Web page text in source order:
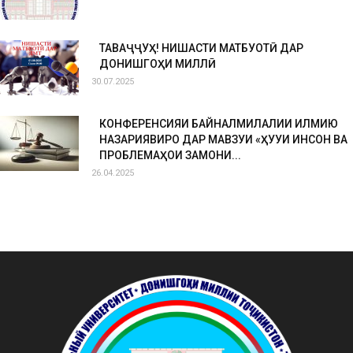
ТАВАҶҶУҲ! НИШАСТИ МАТБУОТӢ ДАР
ДОНИШГОҲИ МИЛЛӢ
30.07.2025
КОНФЕРЕНСИЯИ БАЙНАЛМИЛАЛИИ ИЛМИЮ
НАЗАРИЯВИРО ДАР МАВЗУИ «ҲУҚУҚИ ИНСОН ВА
ПРОБЛЕМАҲОИ ЗАМОНИ...
26.04.2025